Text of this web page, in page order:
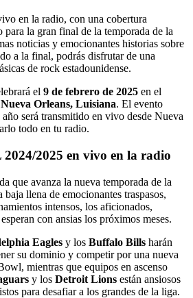
en la radio, con una cobertura
la gran final de la temporada de la
noticias y emocionantes historias sobre
a la final, podrás disfrutar de una
de rock estadounidense.
el 9 de febrero de 2025 en el
Orleans, Luisiana. El evento
será transmitido en vivo desde Nueva
todo en tu radio.
2025 en vivo en la radio
que avanza la nueva temporada de la
llena de emocionantes traspasos,
intensos, los aficionados,
con ansias los próximos meses.
Eagles y los Buffalo Bills harán
su dominio y competir por una nueva
mientras que equipos en ascenso
y los Detroit Lions están ansiosos
para desafiar a los grandes de la liga.